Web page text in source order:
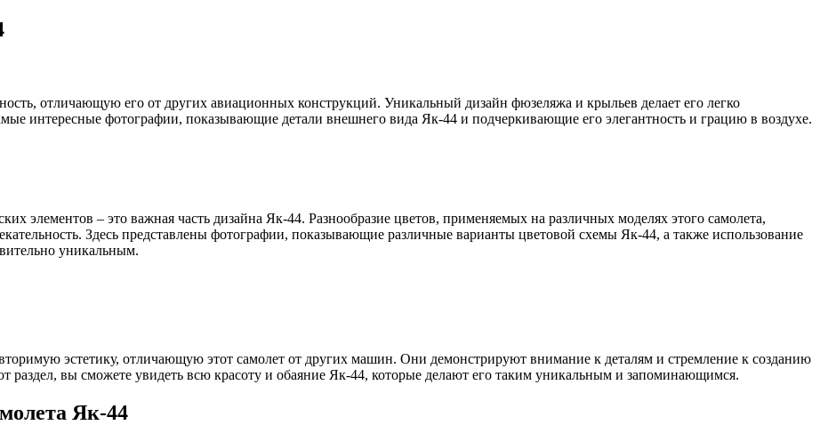
отличающую его от других авиационных конструкций. Уникальный дизайн фюзеляжа и крыльев делает его легко
интересные фотографии, показывающие детали внешнего вида Як-44 и подчеркивающие его элегантность и грацию в воздухе.
элементов – это важная часть дизайна Як-44. Разнообразие цветов, применяемых на различных моделях этого самолета,
Здесь представлены фотографии, показывающие различные варианты цветовой схемы Як-44, а также использование
уникальным.
эстетику, отличающую этот самолет от других машин. Они демонстрируют внимание к деталям и стремление к созданию
раздел, вы сможете увидеть всю красоту и обаяние Як-44, которые делают его таким уникальным и запоминающимся.
Як-44